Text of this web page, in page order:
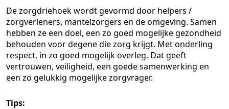
De zorgdriehoek wordt gevormd door helpers /
zorgverleners, mantelzorgers en de omgeving. Samen
hebben ze een doel, een zo goed mogelijke gezondheid
behouden voor degene die zorg krijgt. Met onderling
respect, in zo goed mogelijk overleg. Dat geeft
vertrouwen, veiligheid, een goede samenwerking en
een zo gelukkig mogelijke zorgvrager.
Tips: